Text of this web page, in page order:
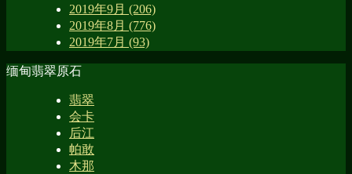
2019年9月 (206)
2019年8月 (776)
2019年7月 (93)
缅甸翡翠原石
翡翠
会卡
后江
帕敢
木那